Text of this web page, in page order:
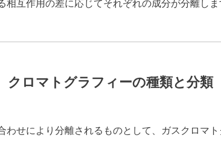
相互作用の差に応じてそれぞれの成分が分離しま
クロマトグラフィーの種類と分類
わせにより分離されるものとして、ガスクロマ